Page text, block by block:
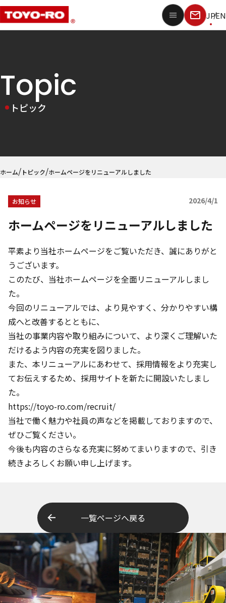
EN
JP
Topic
トピック
ホーム/ トピック/ホームページをリニューアルしました
お知らせ 2026/4/1
ホームページをリニューアルしました
平素より当社ホームページをご覧いただき、誠にありがと
うございます。
このたび、当社ホームページを全面リニューアルしまし
た。
今回のリニューアルでは、より見やすく、分かりやすい構
成へと改善するとともに、
当社の事業内容や取り組みについて、より深くご理解いた
だけるよう内容の充実を図りました。
また、本リニューアルにあわせて、採用情報をより充実し
てお伝えするため、採用サイトを新たに開設いたしまし
た。
https://toyo-ro.com/recruit/
当社で働く魅力や社員の声などを掲載しておりますので、
ぜひご覧ください。
今後も内容のさらなる充実に努めてまいりますので、引き
続きよろしくお願い申し上げます。
一覧ページへ戻る